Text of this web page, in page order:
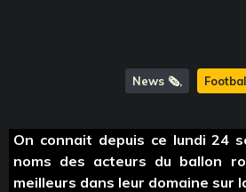
News 🗞️
On connait depuis ce lundi 24
noms des acteurs du ballon
meilleurs dans leur domaine sur